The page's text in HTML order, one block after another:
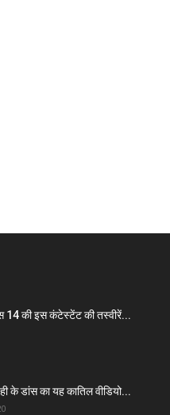
14 की इस कंटेस्टेंट की तस्वीरें...
के डांस का यह कातिल वीडियो...